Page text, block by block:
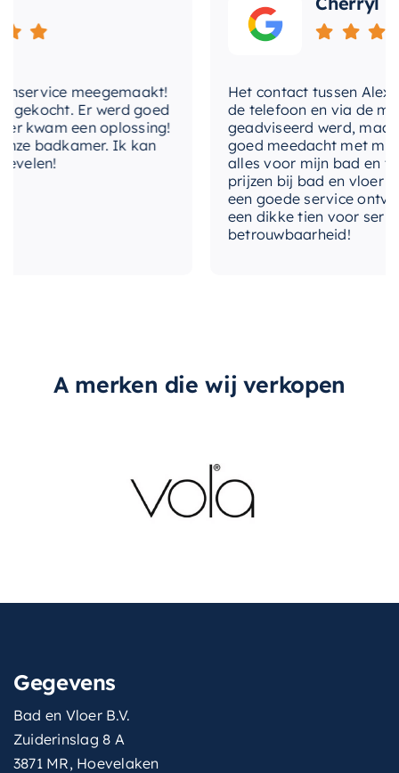
afmetingen van
zijn ideaal voor
zowel grote als kleine badkamers, waardoor u
boeten op stijl.
Kies voor de Mondiaz EASY Nis voor een
stijlvolle en functionele opslagoplossing in uw
meegemaakt!
Er werd goed
een oplossing!
badkamer. Ik kan
Het contact tussen Alex
de telefoon en via de
geadviseerd werd, maar
goed meedacht met mij.
alles voor mijn bad en
prijzen bij bad en vloer
een goede service
een dikke tien voor
betrouwbaarheid!
A merken die wij verkopen
Gegevens
Bad en Vloer B.V.
Zuiderinslag 8 A
3871 MR, Hoevelaken